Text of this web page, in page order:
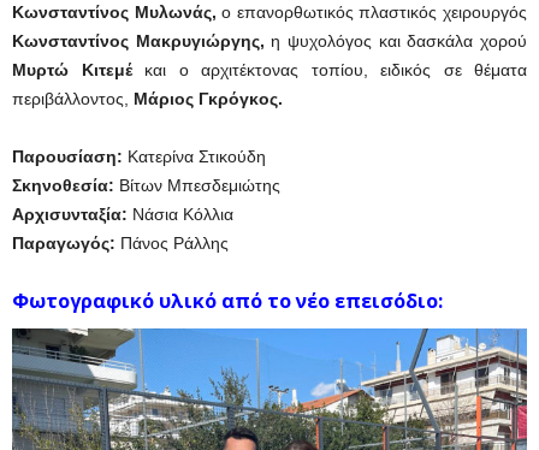
Κωνσταντίνος Μυλωνάς, ο επανορθωτικός πλαστικός χειρουργός
Κωνσταντίνος Μακρυγιώργης, η ψυχολόγος και δασκάλα χορού
Μυρτώ Κιτεμέκαι ο αρχιτέκτονας τοπίου, ειδικός σε θέματα
περιβάλλοντος, Μάριος Γκρόγκος.
Παρουσίαση: Κατερίνα Στικούδη
Σκηνοθεσία: Βίτων Μπεσδεμιώτης
Αρχισυνταξία: Νάσια Κόλλια
Παραγωγός: Πάνος Ράλλης
Φωτογραφικό υλικό από το νέο επεισόδιο: